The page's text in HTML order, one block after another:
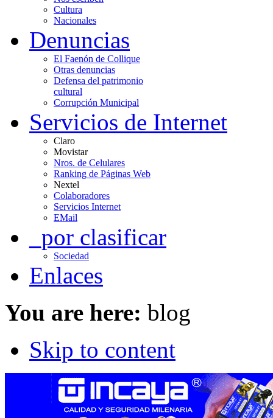
Cultura
Nacionales
Denuncias
El Faenón de Collique
Otras denuncias
Defensa del patrimonio
cultural
Corrupción Municipal
Servicios de Internet
Claro
Movistar
Nros. de Celulares
Ranking de Páginas Web
Nextel
Colaboradores
Servicios Internet
EMail
_por clasificar
Sociedad
Enlaces
You are here: blog
Skip to content